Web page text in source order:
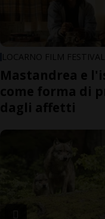
LOCARNO FILM FESTIVAL
Mastandrea e
come forma di
dagli affetti